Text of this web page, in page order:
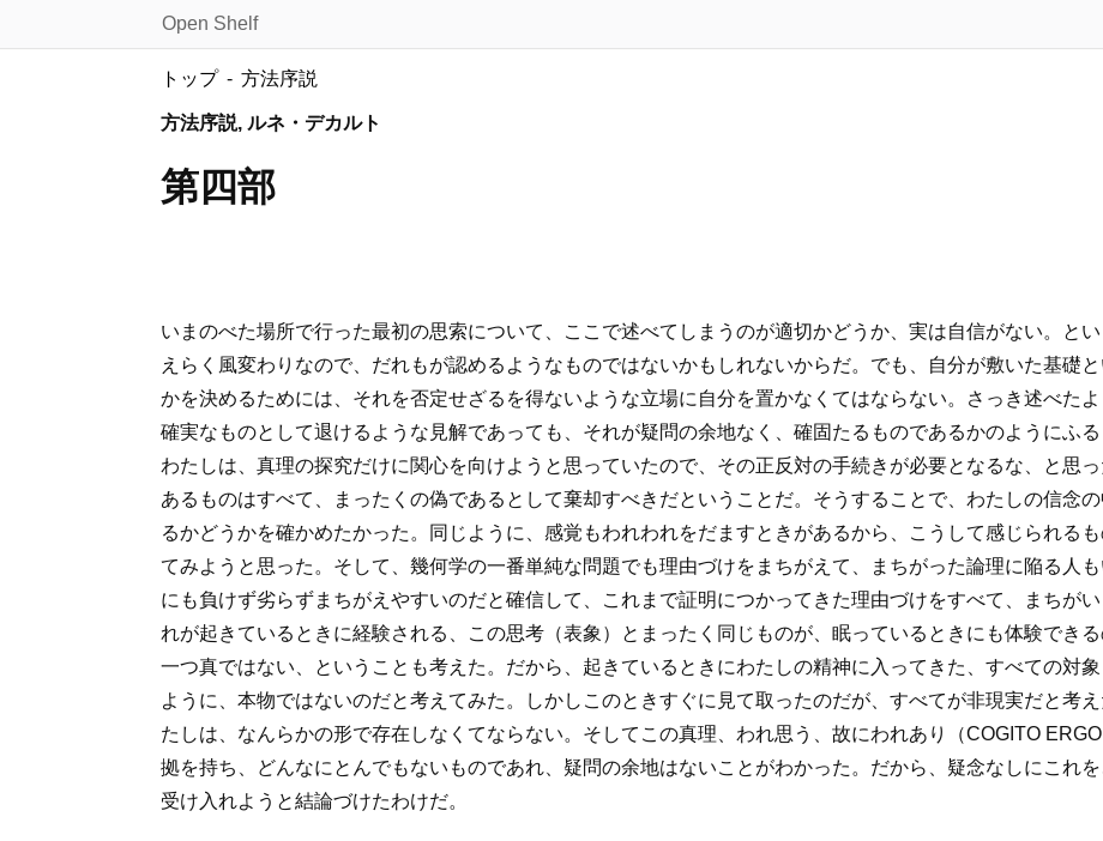
Open Shelf
トップ 方法序説
方法序説, ルネ・デカルト
第四部
いまのべた場所で行った最初の思索について、ここで述べてしまうのが適切かどうか、実は自信がない。と
えらく風変わりなので、だれもが認めるようなものではないかもしれないからだ。でも、自分が敷いた基礎
かを決めるためには、それを否定せざるを得ないような立場に自分を置かなくてはならない。さっき述べた
確実なものとして退けるような見解であっても、それが疑問の余地なく、確固たるものであるかのようにふ
わたしは、真理の探究だけに関心を向けようと思っていたので、その正反対の手続きが必要となるな、と思
あるものはすべて、まったくの偽であるとして棄却すべきだということだ。そうすることで、わたしの信念
るかどうかを確かめたかった。同じように、感覚もわれわれをだますときがあるから、こうして感じられる
てみようと思った。そして、幾何学の一番単純な問題でも理由づけをまちがえて、まちがった論理に陥る人
にも負けず劣らずまちがえやすいのだと確信して、これまで証明につかってきた理由づけをすべて、まちが
れが起きているときに経験される、この思考（表象）とまったく同じものが、眠っているときにも体験でき
一つ真ではない、ということも考えた。だから、起きているときにわたしの精神に入ってきた、すべての対
ように、本物ではないのだと考えてみた。しかしこのときすぐに見て取ったのだが、すべてが非現実だと考
たしは、なんらかの形で存在しなくてならない。そしてこの真理、われ思う、故にわれあり（COGITO
拠を持ち、どんなにとんでもないものであれ、疑問の余地はないことがわかった。だから、疑念なしにこれ
受け入れようと結論づけたわけだ。